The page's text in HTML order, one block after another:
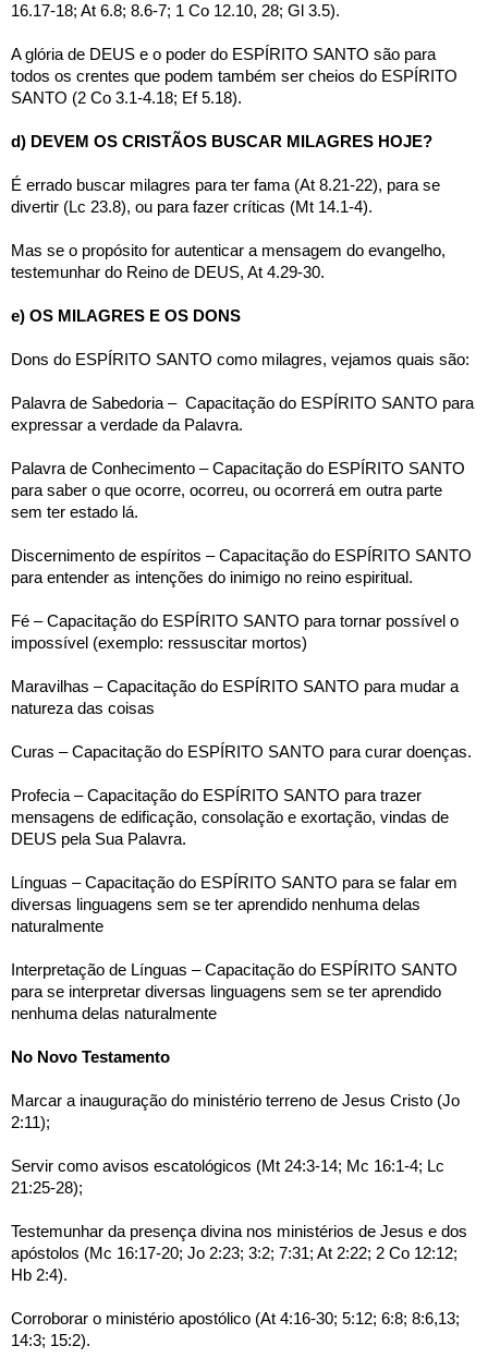
16.17-18; At 6.8; 8.6-7; 1 Co 12.10, 28; Gl 3.5).
A glória de DEUS e o poder do ESPÍRITO SANTO são para
todos os crentes que podem também ser cheios do ESPÍRITO
SANTO (2 Co 3.1-4.18; Ef 5.18).
d) DEVEM OS CRISTÃOS BUSCAR MILAGRES HOJE?
É errado buscar milagres para ter fama (At 8.21-22), para se
divertir (Lc 23.8), ou para fazer críticas (Mt 14.1-4).
Mas se o propósito for autenticar a mensagem do evangelho,
testemunhar do Reino de DEUS, At 4.29-30.
e) OS MILAGRES E OS DONS
Dons do ESPÍRITO SANTO como milagres, vejamos quais são:
Palavra de Sabedoria –  Capacitação do ESPÍRITO SANTO para
expressar a verdade da Palavra.
Palavra de Conhecimento – Capacitação do ESPÍRITO SANTO
para saber o que ocorre, ocorreu, ou ocorrerá em outra parte
sem ter estado lá.
Discernimento de espíritos – Capacitação do ESPÍRITO SANTO
para entender as intenções do inimigo no reino espiritual.
Fé – Capacitação do ESPÍRITO SANTO para tornar possível o
impossível (exemplo: ressuscitar mortos)
Maravilhas – Capacitação do ESPÍRITO SANTO para mudar a
natureza das coisas
Curas – Capacitação do ESPÍRITO SANTO para curar doenças.
Profecia – Capacitação do ESPÍRITO SANTO para trazer
mensagens de edificação, consolação e exortação, vindas de
DEUS pela Sua Palavra.
Línguas – Capacitação do ESPÍRITO SANTO para se falar em
diversas linguagens sem se ter aprendido nenhuma delas
naturalmente
Interpretação de Línguas – Capacitação do ESPÍRITO SANTO
para se interpretar diversas linguagens sem se ter aprendido
nenhuma delas naturalmente
No Novo Testamento
Marcar a inauguração do ministério terreno de Jesus Cristo (Jo
2:11);
Servir como avisos escatológicos (Mt 24:3-14; Mc 16:1-4; Lc
21:25-28);
Testemunhar da presença divina nos ministérios de Jesus e dos
apóstolos (Mc 16:17-20; Jo 2:23; 3:2; 7:31; At 2:22; 2 Co 12:12;
Hb 2:4).
Corroborar o ministério apostólico (At 4:16-30; 5:12; 6:8; 8:6,13;
14:3; 15:2).